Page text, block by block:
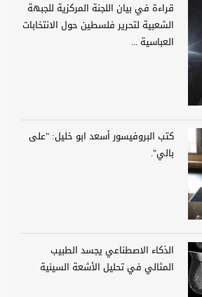
قراءة في بيان اللجنة المركزية للجبهة
الشعبية لتحرير فلسطين حول الانتخابات
العباسية ...
كتب البروفيسور أسعد ابو خليل: "على
بالي".
الذكاء الاصطناعي يجسد الطبيب
المثالي في تحليل الأشعة السينية